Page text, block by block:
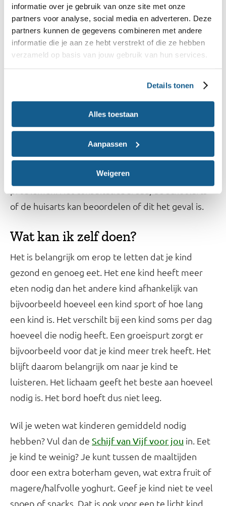
informatie over je gebruik van onze site met onze
partners voor analyse, social media en adverteren. Deze
partners kunnen de gegevens combineren met andere
informatie die je aan ze hebt verstrekt of die ze hebben
verzameld op basis van jouw gebruik van hun services.
Details tonen
Alles toestaan
Aanpassen
Weigeren
Merk je dat je kind niet goed groeit, weinig energie
heeft of afvalt, dan is het belangrijk om hulp te
zoeken. Maak een afspraak met de huisarts of
neem, bij jonge kinderen, contact op met het
consultatiebureau.
ondergewicht heeft is het sowieso aan te raden om
een afspraak te maken met de huisarts. Of het
lage gewicht van je kind een probleem is, kan
bekeken worden met de groeicurve. Wanneer je
kind afbuigt van de groeicurve kan dit wijzen op
of de huisarts kan beoordelen of dit het geval is.
Wat kan ik zelf doen?
Het is belangrijk om erop te letten dat je kind
gezond en genoeg eet. Het ene kind heeft meer
eten nodig dan het andere kind afhankelijk van
bijvoorbeeld hoeveel een kind sport of hoe lang
een kind is. Het verschilt bij een kind soms per dag
hoeveel die nodig heeft. Een groeispurt zorgt er
bijvoorbeeld voor dat je kind meer trek heeft. Het
blijft daarom belangrijk om naar je kind te
luisteren. Het lichaam geeft het beste aan hoeveel
nodig is. Het bord hoeft dus niet leeg.
Wil je weten wat kinderen gemiddeld nodig
hebben? Vul dan de Schijf van Vijf voor jou in. Eet
je kind te weinig? Je kunt tussen de maaltijden
door een extra boterham geven, wat extra fruit of
magere/halfvolle yoghurt. Geef je kind niet te veel
snoep of snacks. Dat is ook voor een te licht kind